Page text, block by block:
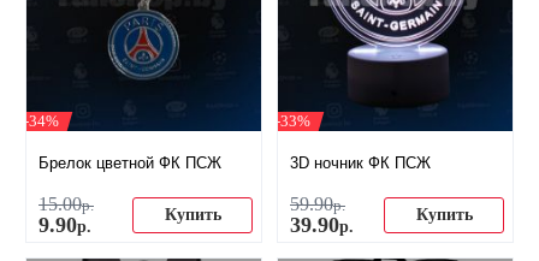
-34%
Брелок цветной ФК ПСЖ
15.00р.
9.90р.
Купить
-33%
3D ночник ФК ПСЖ
59.90р.
39.90р.
Купить